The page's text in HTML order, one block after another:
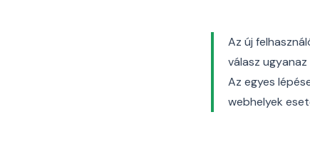
Az új
válasz
Az egyes
webhelyek